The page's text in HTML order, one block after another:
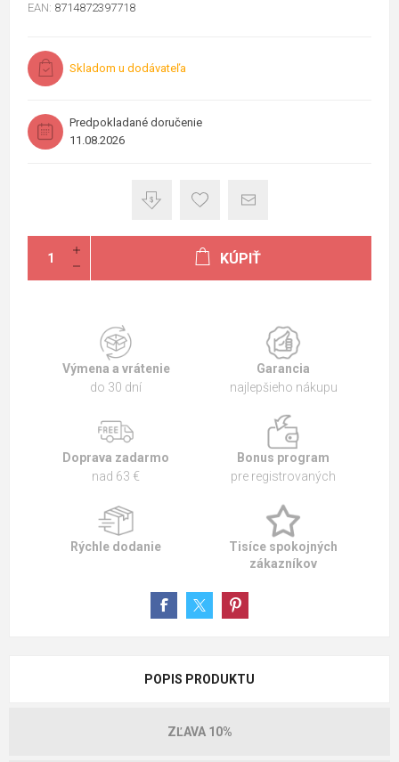
EAN: 8714872397718
Skladom u dodávateľa
Predpokladané doručenie
11.08.2026
KÚPIŤ
Výmena a vrátenie
do 30 dní
Garancia
najlepšieho nákupu
Doprava zadarmo
nad 63 €
Bonus program
pre registrovaných
Rýchle dodanie
Tisíce spokojných
zákazníkov
POPIS PRODUKTU
ZĽAVA 10%